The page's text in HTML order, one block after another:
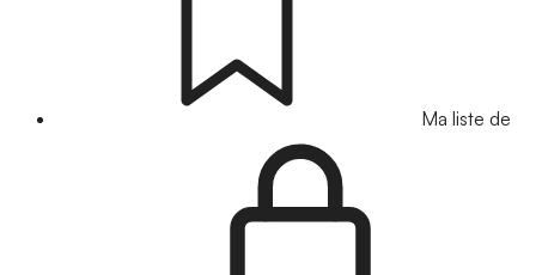
Ma liste de